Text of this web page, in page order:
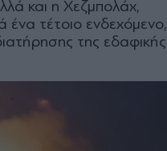
και η Χεζμπολάχ,
ένα τέτοιο ενδεχόμενο,
της εδαφικής